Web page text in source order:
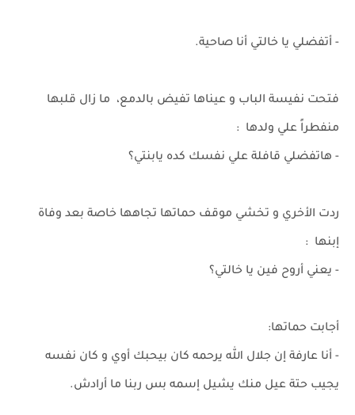
- أتفضلي يا خالتي أنا صاحية.
فتحت نفيسة الباب و عيناها تفيض بالدمع، ما زال قلبها
منفطراً علي ولدها :
- هاتفضلي قافلة علي نفسك كده يابنتي؟
ردت الأخري و تخشي موقف حماتها تجاهها خاصة بعد وفاة
إبنها :
- يعني أروح فين يا خالتي؟
أجابت حماتها:
- أنا عارفة إن جلال الله يرحمه كان بيحبك أوي و كان نفسه
يجيب حتة عيل منك يشيل إسمه بس ربنا ما أرادش.